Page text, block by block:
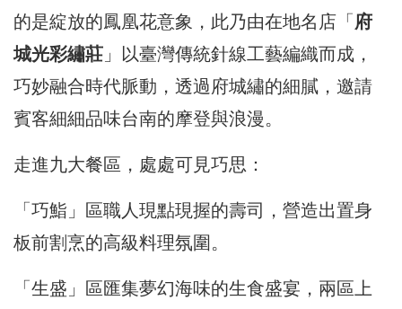
的是綻放的鳳凰花意象，此乃由在地名店「府
城光彩繡莊 」以臺灣傳統針線工藝編織而成，
巧妙融合時代脈動，透過府城繡的細膩，邀請
賓客細細品味台南的摩登與浪漫。
走進九大餐區，處處可見巧思：
「巧鮨」區職人現點現握的壽司，營造出置身
板前割烹的高級料理氛圍。
「生盛」區匯集夢幻海味的生食盛宴，兩區上